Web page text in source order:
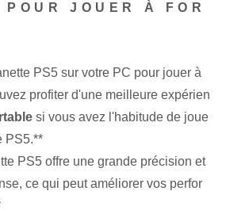
POUR JOUER À FOR
PS5 sur votre PC pour jouer à
profiter d'une meilleure expérien
si vous avez l'habitude de joue
PS5.**
PS5 offre une grande précision et
ce qui peut améliorer vos perfor